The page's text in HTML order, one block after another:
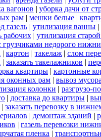
вагонов | уборка дачи от
рам | мешки белые |
газель | утилизация ванны |
рабочих | утилизация
грузчиками недорого
| картон | такелаж | слом
| заказать такелажников |
квартиры | картонные
оконных рам | вывоз
колонки | разгрузо-
| доставка до квартиры |
| заказать перевозку в
| демонтаж зданий |
| газель перевозки
пленка |